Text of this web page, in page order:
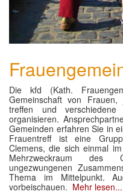
Die kfd (Kath.
Gemeinschaft von
treffen und
organisieren.
Gemeinden erfahren Sie in
Frauentreff ist eine
Clemens, die sich einmal
Mehrzweckraum des
ungezwungenen
Thema im Mittelpunkt.
vorbeischauen. Mehr lesen...